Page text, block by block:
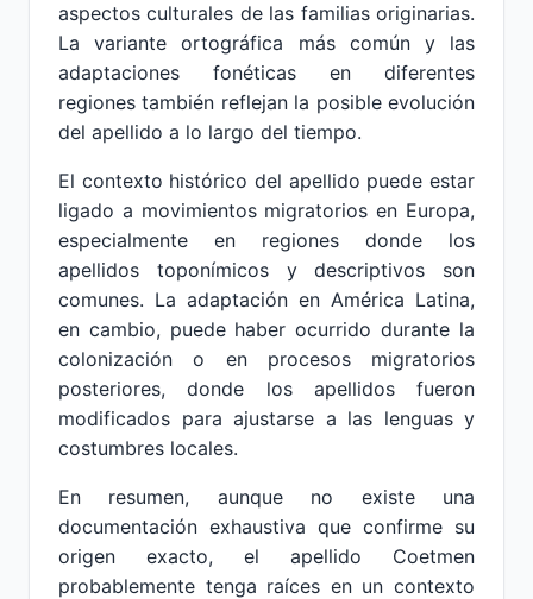
aspectos culturales de las familias originarias.
La variante ortográfica más común y las
adaptaciones fonéticas en diferentes
regiones también reflejan la posible evolución
del apellido a lo largo del tiempo.
El contexto histórico del apellido puede estar
ligado a movimientos migratorios en Europa,
especialmente en regiones donde los
apellidos toponímicos y descriptivos son
comunes. La adaptación en América Latina,
en cambio, puede haber ocurrido durante la
colonización o en procesos migratorios
posteriores, donde los apellidos fueron
modificados para ajustarse a las lenguas y
costumbres locales.
En resumen, aunque no existe una
documentación exhaustiva que confirme su
origen exacto, el apellido Coetmen
probablemente tenga raíces en un contexto